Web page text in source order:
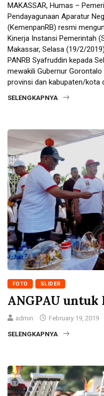
MAKASSAR, Humas –
Pendayagunaan Aparatur
(KemenpanRB) resmi
Kinerja Instansi Pemerintah
Makassar, Selasa (19/2/
PANRB Syafruddin kepada
mewakili Gubernur Gorontalo
provinsi dan kabupaten/kota
SELENGKAPNYA
FOTO SLIDER
ANGPAU untuk
admin February 19, 2019
SELENGKAPNYA